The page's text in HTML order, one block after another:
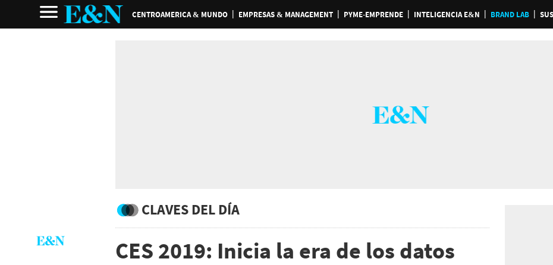
CENTROAMERICA & MUNDO EMPRESAS & MANAGEMENT PYME-EMPRENDE INTELIGENCIA E&N BRAND LAB
CLAVES DEL DÍA
CES 2019: Inicia la era de los datos